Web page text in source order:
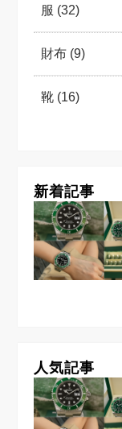
服 (32)
財布 (9)
靴 (16)
新着記事
人気記事